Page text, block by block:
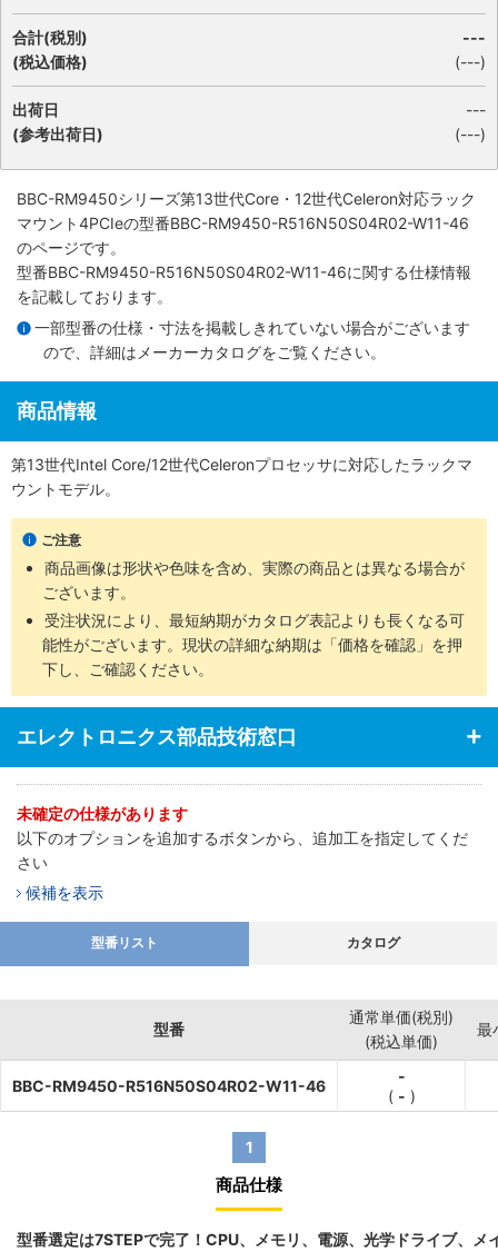
合計(税別)
(税込価格)
---
(---)
出荷日
(参考出荷日)
---
(---)
BBC-RM9450シリーズ第13世代Core・12世代Celeron対応ラック
マウント4PCIeの型番BBC-RM9450-R516N50S04R02-W11-46
のページです。
型番BBC-RM9450-R516N50S04R02-W11-46に関する仕様情報
を記載しております。
一部型番の仕様・寸法を掲載しきれていない場合がございます
ので、詳細は メーカーカタログをご覧ください。
商品情報
第13世代Intel Core/12世代Celeronプロセッサに対応したラックマ
ウントモデル。
ご注意
商品画像は形状や色味を含め、実際の商品とは異なる場合が
ございます。
受注状況により、最短納期がカタログ表記よりも長くなる可
能性がございます。現状の詳細な納期は「価格を確認」を押
下し、ご確認ください。
エレクトロニクス部品技術窓口
未確定の仕様があります
以下のオプションを追加するボタンから、追加工を指定してくだ
さい
候補を表示
型番リスト カタログ
型番
通常単価(税別)
(税込単価)
最
BBC-RM9450-R516N50S04R02-W11-46
-
( - )
1
商品仕様
型番選定は7STEPで完了！CPU、メモリ、電源、光学ドライブ、